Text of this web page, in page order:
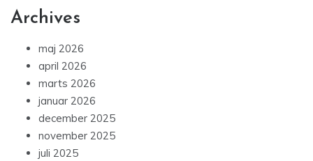
Archives
maj 2026
april 2026
marts 2026
januar 2026
december 2025
november 2025
juli 2025